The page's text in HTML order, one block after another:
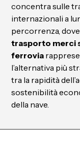
concentra sulle
internazionali a
percorrenza,
trasporto merci
ferrovia
l’alternativa più
tra la rapidità
sostenibilità
della nave.